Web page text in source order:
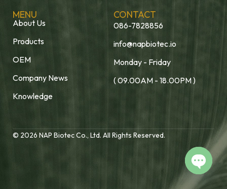
MENU
About Us
Products
OEM
Company News
Knowledge
CONTACT
086-7828856
info@napbiotec.io
Monday - Friday
( 09.00AM - 18.00PM )
© 2026 NAP Biotec Co., Ltd. All Rights Reserved.
Open